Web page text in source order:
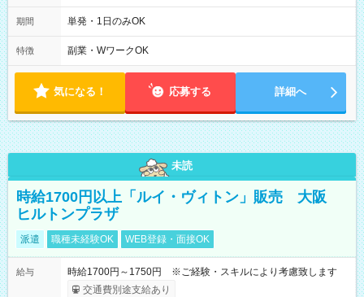
45分)
期間 単発・1日のみOK
特徴 副業・WワークOK
気になる！ 応募する 詳細へ
未読
時給1700円以上「ルイ・ヴィトン」販売 大阪
ヒルトンプラザ
派遣 職種未経験OK WEB登録・面接OK
給与
時給1700円～1750円 ※ご経験・スキルにより考慮致します
交通費別途支給あり